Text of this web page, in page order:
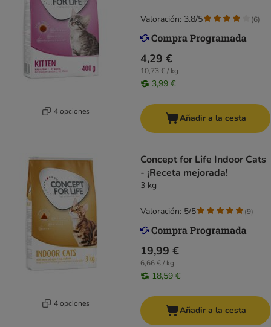
4 opciones
4,29 €
10,73 € / kg
3,99 €
Valoración: 3.8/5 (6)
Añadir a la cesta
4 opciones
Concept for Life Indoor Cats
- ¡Receta mejorada!
3 kg
19,99 €
6,66 € / kg
18,59 €
Valoración: 5/5 (9)
Añadir a la cesta